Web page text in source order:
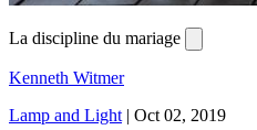
La discipline du mariage
Kenneth Witmer
Lamp and Light | Oct 02, 2019